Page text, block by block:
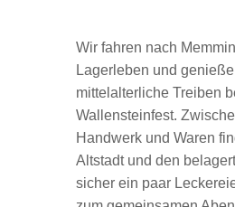
Wir fahren nach
Lagerleben und
mittelalterliche Treiben
Wallensteinfest.
Handwerk und Waren
Altstadt und den
sicher ein paar